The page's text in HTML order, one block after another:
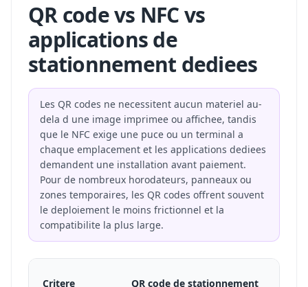
QR code vs NFC vs
applications de
stationnement dediees
Les QR codes ne necessitent aucun materiel au-
dela d une image imprimee ou affichee, tandis
que le NFC exige une puce ou un terminal a
chaque emplacement et les applications dediees
demandent une installation avant paiement.
Pour de nombreux horodateurs, panneaux ou
zones temporaires, les QR codes offrent souvent
le deploiement le moins frictionnel et la
compatibilite la plus large.
Critere QR code de stationnement